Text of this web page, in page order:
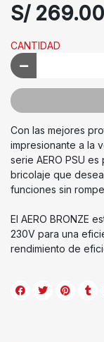
S/ 269.00
CANTIDAD
Con las mejores
impresionante a la
serie AERO PSU
bricolaje que
funciones sin
El AERO BRONZE
230V para una
rendimiento de